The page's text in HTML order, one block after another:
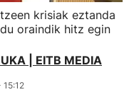
krisiak eztanda
oraindik hitz egin
| EITB MEDIA